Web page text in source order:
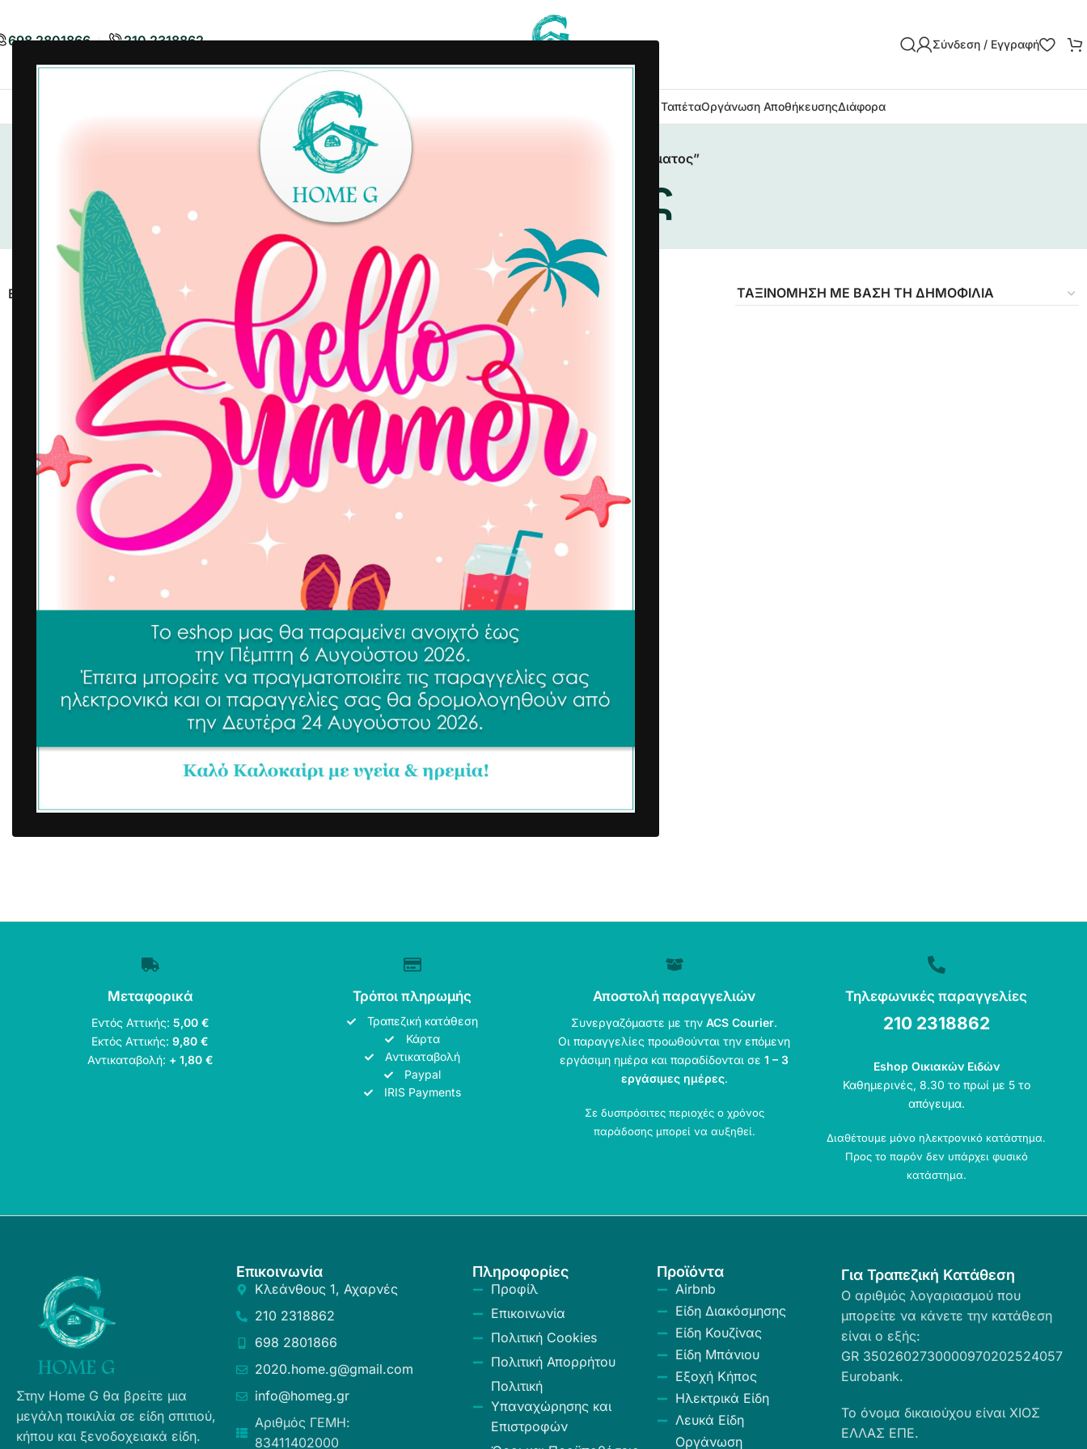
698 2801866 210 2318862 Σύνδεση / Εγγραφή
Είδη ΔιακόσμησηςΕίδη Κουζίνας Χαλιά – ΤαπέταΟργάνωση ΑποθήκευσηςΔιάφορα
Αρχική σελίδα Προϊόντα με ετικέτα “στρώματος”
στρώματος
Εμφάνιση Όλα
ΚΑΤΗΓΟΡΙΕΣ
Είδη Διακόσμησης
Είδη Κουζίνας
Είδη Μπάνιου
Εξοχή Κήπος
Ηλεκτρικά Είδη
Κουρτίνες - Ρόλερ Συσκότισης -
Σύνεργα Καθαριότητας
ΕΥΡΟΣ ΤΙΜΗΣ
ΦΙΛΤΡΆΡΙΣΜΑ
Προστατευτικό Στρώματος
Αδιάβροχο 180×200 cm
Airbnb, Λευκά Είδη Airbnb,
Λευκά Είδη, Προστατευτικά
Στρώματος και Μαξιλαριού
SKU:35104
14,92 € 10,83€ συμπ. Φ.Π.Α
-26%
Προστατευτικό Στρώματος
Καπιτονέ 180×200 cm
Airbnb, Λευκά Είδη Airbnb
Λευκά Είδη
Στρώματος και Μαξιλαριού
18,95€ 14,11 € συμπ. Φ.Π.Α
Μεταφορικά
Εντός Αττικής: 5,00 €
Εκτός Αττικής:9,80 €
Αντικαταβολή: + 1,80 €
Τρόποι πληρωμής
Τραπεζική κατάθεση
Κάρτα
Αντικαταβολή
Paypal
IRIS Payments
Αποστολή παραγγελιών
Συνεργαζόμαστε με τηνACS Courier.
Οι παραγγελίες προωθούνται την επόμενη
εργάσιμη ημέρα και παραδίδονται σε1 – 3
εργάσιμες ημέρες.
Σε δυσπρόσιτες περιοχές ο χρόνος
παράδοσης μπορεί να αυξηθεί.
Τηλεφωνικές παραγγελίες
210 2318862
Eshop Οικιακών Ειδών
Καθημερινές, 8.30 το πρωί με 5 το
απόγευμα.
Διαθέτουμε μόνο ηλεκτρονικό κατάστημα.
Προς το παρόν δεν υπάρχει φυσικό
κατάστημα.
Στην Home G θα βρείτε μια
μεγάλη ποικιλία σε είδη σπιτιού,
κήπου και ξενοδοχειακά είδη.
Επικοινωνία
Κλεάνθους 1, Αχαρνές
210 2318862
698 2801866
2020.home.g@gmail.com
info@homeg.gr
Αριθμός ΓΕΜΗ:
83411402000
Πληροφορίες
Προφίλ
Επικοινωνία
Πολιτική Cookies
Πολιτική Απορρήτου
Πολιτική
Υπαναχώρησης και
Επιστροφών
Προϊόντα
Airbnb
Είδη Διακόσμησης
Είδη Κουζίνας
Είδη Μπάνιου
Εξοχή Κήπος
Ηλεκτρικά Είδη
Λευκά Είδη
Οργάνωση
Για Τραπεζική Κατάθεση
Ο αριθμός λογαριασμού που
μπορείτε να κάνετε την κατάθεση
είναι ο εξής:
GR 3502602730000970202524057
Eurobank.
Το όνομα δικαιούχου είναι ΧΙΟΣ
ΕΛΛΑΣ ΕΠΕ.